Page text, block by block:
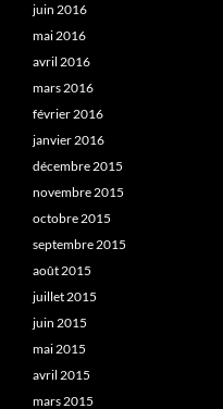
juin 2016
mai 2016
avril 2016
mars 2016
février 2016
janvier 2016
décembre 2015
novembre 2015
octobre 2015
septembre 2015
août 2015
juillet 2015
juin 2015
mai 2015
avril 2015
mars 2015